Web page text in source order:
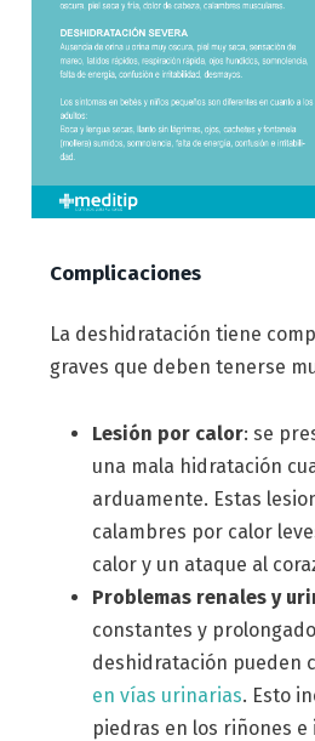
Complicaciones
La deshidratación tiene
graves que deben tenerse
Lesión por calor: se
una mala hidratación
arduamente. Estas
calambres por calor
calor y un ataque al
Problemas renales y
constantes y
deshidratación pueden
en vías urinarias. Esto
piedras en los riñones